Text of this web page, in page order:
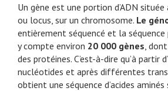
Un gène est une portion d’ADN située
ou locus, sur un chromosome. Le
entièrement séquencé et la séquence
y compte environ 20 000 gènes ,
des protéines. C’est-à-dire qu’à partir
nucléotides et après différentes
obtient une séquence d’acides